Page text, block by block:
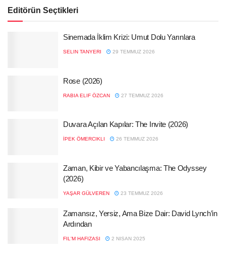
Editörün Seçtikleri
Sinemada İklim Krizi: Umut Dolu Yarınlara
SELIN TANYERI 29 TEMMUZ 2026
Rose (2026)
RABIA ELIF ÖZCAN 27 TEMMUZ 2026
Duvara Açılan Kapılar: The Invite (2026)
İPEK ÖMERCIKLI 26 TEMMUZ 2026
Zaman, Kibir ve Yabancılaşma: The Odyssey
(2026)
YAŞAR GÜLVEREN 23 TEMMUZ 2026
Zamansız, Yersiz, Ama Bize Dair: David Lynch’in
Ardından
FIL'M HAFIZASI 2 NISAN 2025